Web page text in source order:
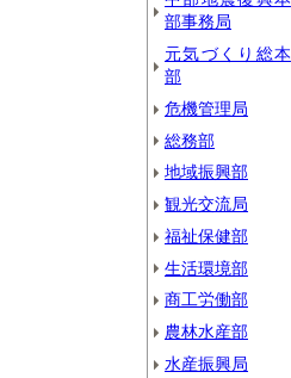
部事務局
元気づくり総本
部
危機管理局
総務部
地域振興部
観光交流局
福祉保健部
生活環境部
商工労働部
農林水産部
水産振興局